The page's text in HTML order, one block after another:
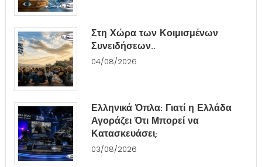
Στη Χώρα των Κοιμισμένων
Συνειδήσεων..
04/08/2026
Ελληνικά Όπλα: Γιατί η Ελλάδα
Αγοράζει Ότι Μπορεί να
Κατασκευάσει;
03/08/2026